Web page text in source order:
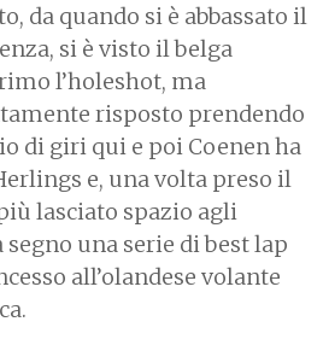
da quando si è abbassato il
si è visto il belga
l’holeshot, ma
risposto prendendo
di giri qui e poi Coenen ha
e, una volta preso il
lasciato spazio agli
una serie di best lap
all’olandese volante